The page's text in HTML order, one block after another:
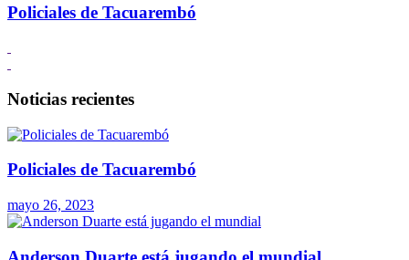
Policiales de Tacuarembó
Noticias recientes
Policiales de Tacuarembó
mayo 26, 2023